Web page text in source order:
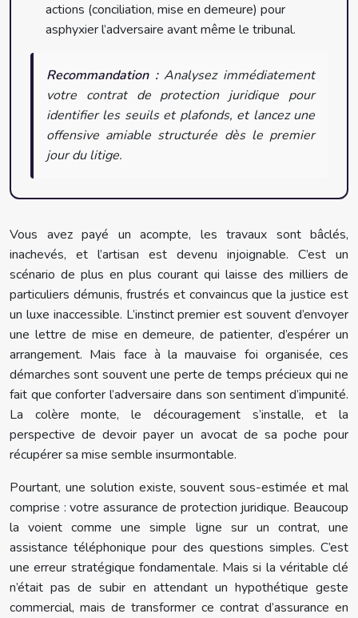
actions (conciliation, mise en demeure) pour
asphyxier l’adversaire avant même le tribunal.
Recommandation :Analysez immédiatement
votre contrat de protection juridique pour
identifier les seuils et plafonds, et lancez une
offensive amiable structurée dès le premier
jour du litige.
Vous avez payé un acompte, les travaux sont bâclés,
inachevés, et l’artisan est devenu injoignable. C’est un
scénario de plus en plus courant qui laisse des milliers de
particuliers démunis, frustrés et convaincus que la justice est
un luxe inaccessible. L’instinct premier est souvent d’envoyer
une lettre de mise en demeure, de patienter, d’espérer un
arrangement. Mais face à la mauvaise foi organisée, ces
démarches sont souvent une perte de temps précieux qui ne
fait que conforter l’adversaire dans son sentiment d’impunité.
La colère monte, le découragement s’installe, et la
perspective de devoir payer un avocat de sa poche pour
récupérer sa mise semble insurmontable.
Pourtant, une solution existe, souvent sous-estimée et mal
comprise : votre assurance de protection juridique. Beaucoup
la voient comme une simple ligne sur un contrat, une
assistance téléphonique pour des questions simples. C’est
une erreur stratégique fondamentale. Mais si la véritable clé
n’était pas de subir en attendant un hypothétique geste
commercial, mais de transformer ce contrat d’assurance en